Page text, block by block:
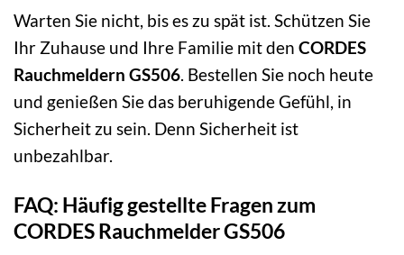
Warten Sie nicht, bis es zu spät ist. Schützen Sie
Ihr Zuhause und Ihre Familie mit den CORDES
Rauchmeldern GS506. Bestellen Sie noch heute
und genießen Sie das beruhigende Gefühl, in
Sicherheit zu sein. Denn Sicherheit ist
unbezahlbar.
FAQ: Häufig gestellte Fragen zum
CORDES Rauchmelder GS506